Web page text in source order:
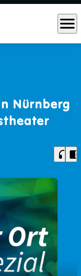
menu
Nürnberg
headphones chrome_reader_mode